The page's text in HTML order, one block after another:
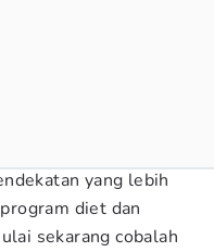
yang lebih
diet dan
sekarang cobalah